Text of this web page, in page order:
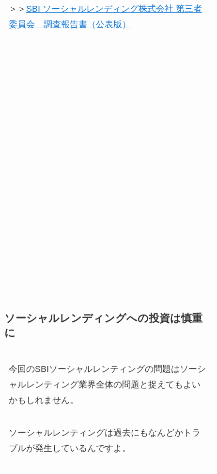
＞＞ SBI ソーシャルレンディング株式会社 第三者
委員会 調査報告書（公表版）
ソーシャルレンディングへの投資は慎重
に
今回のSBIソーシャルレンティングの問題はソーシ
ャルレンティング業界全体の問題と捉えてもよい
かもしれません。
ソーシャルレンティングは過去にもなんどかトラ
ブルが発生しているんですよ。